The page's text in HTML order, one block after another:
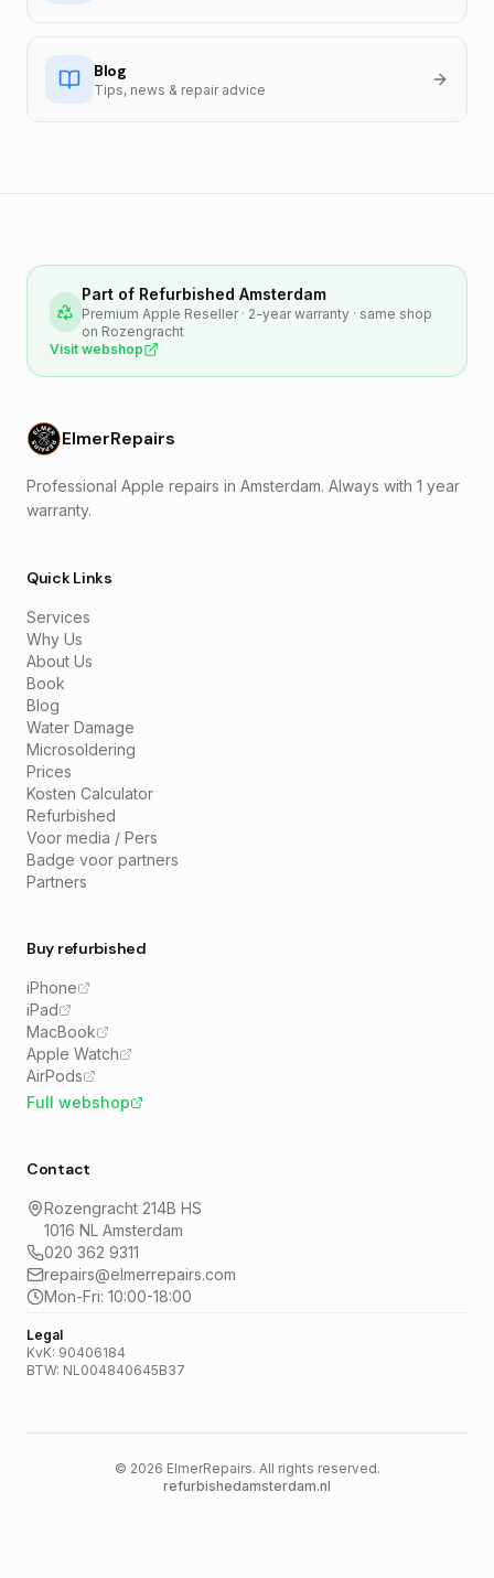
Blog
Tips, news & repair advice
Part of Refurbished Amsterdam
Premium Apple Reseller · 2-year warranty · same shop
on Rozengracht
Visit webshop
ElmerRepairs
Professional Apple repairs in Amsterdam. Always with 1 year
warranty.
Quick Links
Services
Why Us
About Us
Book
Blog
Water Damage
Microsoldering
Prices
Kosten Calculator
Refurbished
Voor media / Pers
Badge voor partners
Partners
Buy refurbished
iPhone
iPad
MacBook
Apple Watch
AirPods
Full webshop
Contact
Rozengracht 214B HS
1016 NL Amsterdam
020 362 9311
repairs@elmerrepairs.com
Mon-Fri: 10:00-18:00
Legal
KvK: 90406184
BTW: NL004840645B37
© 2026 ElmerRepairs. All rights reserved.
refurbishedamsterdam.nl